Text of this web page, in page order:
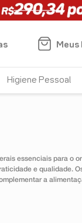
Meus
Higiene Pessoal
essenciais para o
e qualidade.
a